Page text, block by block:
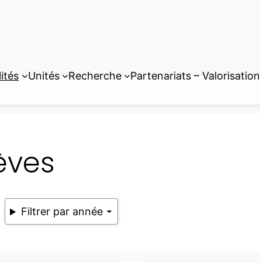
Unités Recherche Partenariats – Valorisation
Filtrer par année